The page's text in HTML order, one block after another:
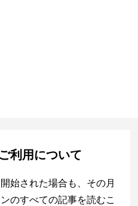
利用について
始された場合も、その月
のすべての記事を読むこ